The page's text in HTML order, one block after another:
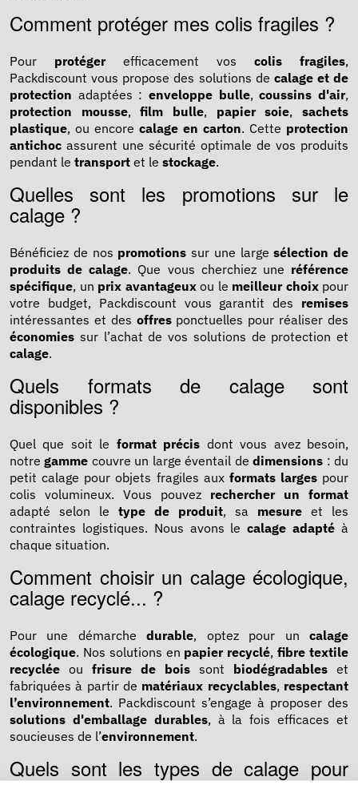
Comment protéger mes colis fragiles ?
Pour protégerefficacement vos colis fragiles,
Packdiscount vous propose des solutions de calage et de
protection adaptées : enveloppe bulle,coussins d'air,
protection mousse,film bulle, papier soie,sachets
plastique, ou encore calage en carton. Cette protection
antichoc assurent une sécurité optimale de vos produits
pendant le transport et le stockage.
Quelles sont les promotions sur le
calage ?
Bénéficiez de nos promotions sur une largesélection de
produits de calage. Que vous cherchiez une référence
spécifique, un prix avantageuxou le meilleur choixpour
votre budget, Packdiscount vous garantit des remises
intéressantes et des offresponctuelles pour réaliser des
économies sur l’achat de vos solutions de protection et
calage.
Quels formats de calage sont
disponibles ?
Quel que soit le format précis dont vous avez besoin,
notregamme couvre un large éventail dedimensions : du
petit calage pour objets fragiles aux formats largespour
colis volumineux. Vous pouvez rechercher un format
adapté selon le type de produit, sa mesure et les
contraintes logistiques. Nous avons lecalage adapté à
chaque situation.
Comment choisir un calage écologique,
calage recyclé... ?
Pour une démarchedurable, optez pour uncalage
écologique. Nos solutions en papier recyclé,fibre textile
recyclée ou frisure de bois sont biodégradables et
fabriquées à partir de matériaux recyclables, respectant
l’environnement. Packdiscount s’engage à proposer des
solutions d'emballage durables, à la fois efficaces et
soucieuses de l’environnement.
Quels sont les types de calage pour